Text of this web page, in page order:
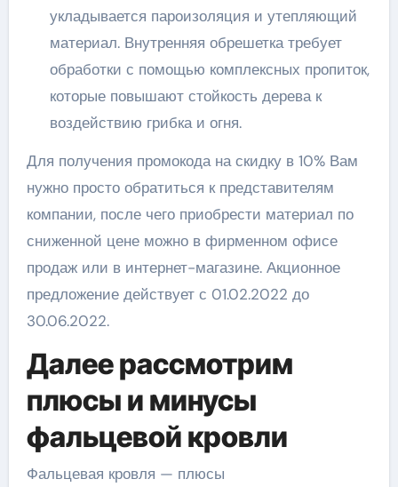
укладывается пароизоляция и утепляющий
материал. Внутренняя обрешетка требует
обработки с помощью комплексных пропиток,
которые повышают стойкость дерева к
воздействию грибка и огня.
Для получения промокода на скидку в 10% Вам
нужно просто обратиться к представителям
компании, после чего приобрести материал по
сниженной цене можно в фирменном офисе
продаж или в интернет-магазине. Акционное
предложение действует с 01.02.2022 до
30.06.2022.
Далее рассмотрим
плюсы и минусы
фальцевой кровли
Фальцевая кровля — плюсы